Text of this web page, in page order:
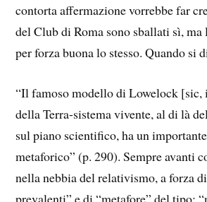
contorta affermazione vorrebbe far
del Club di Roma sono sballati sì, ma
per forza buona lo stesso. Quando si
“Il famoso modello di Lowelock [sic,
della Terra-sistema vivente, al di là
sul piano scientifico, ha un
metaforico” (p. 290). Sempre avanti
nella nebbia del relativismo, a forza
prevalenti” e di “metafore” del tipo: